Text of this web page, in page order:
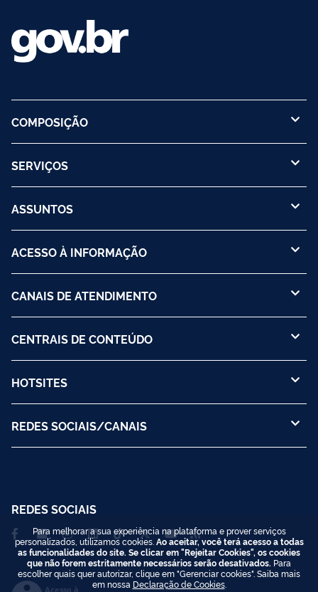
COMPOSIÇÃO
SERVIÇOS
ASSUNTOS
ACESSO À INFORMAÇÃO
CANAIS DE ATENDIMENTO
CENTRAIS DE CONTEÚDO
HOTSITES
REDES SOCIAIS/CANAIS
REDES SOCIAIS
Acesso à
Para melhorar a sua experiência na plataforma e prover serviços
personalizados, utilizamos cookies. Ao aceitar, você terá acesso a todas
as funcionalidades do site. Se clicar em "Rejeitar Cookies", os cookies
que não forem estritamente necessários serão desativados. Para
escolher quais quer autorizar, clique em "Gerenciar cookies". Saiba mais
em nossa Declaração de Cookies.